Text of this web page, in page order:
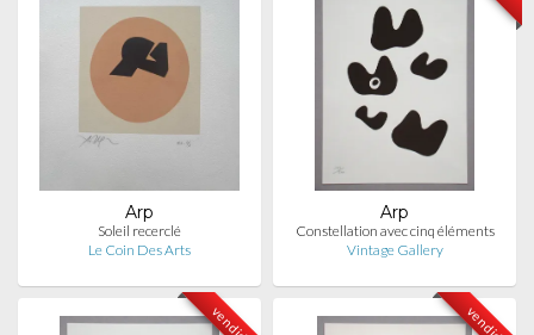
Arp
Soleil recerclé
Le Coin Des Arts
Arp
Constellation avec cinq éléments
Vintage Gallery